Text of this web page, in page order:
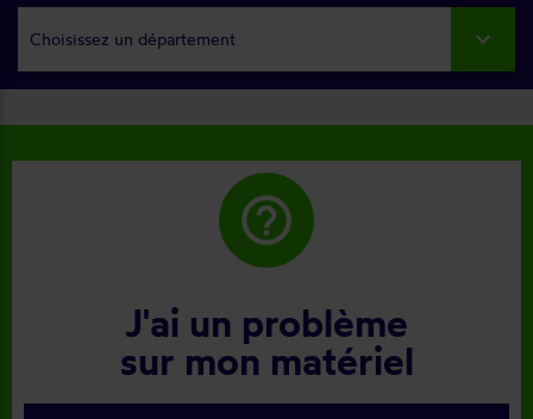
Choisissez un département
help_outline
J'ai un problème
sur mon matériel